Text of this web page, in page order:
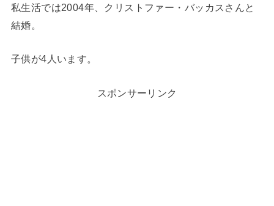
私生活では2004年、クリストファー・バッカスさんと
結婚。
子供が4人います。
スポンサーリンク